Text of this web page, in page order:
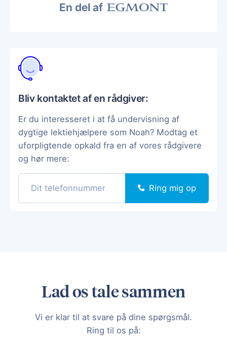
En del af
Bliv kontaktet af en rådgiver:
Er du interesseret i at få undervisning af
dygtige lektiehjælpere som Noah? Modtag et
uforpligtende opkald fra en af vores rådgivere
og hør mere:
Ring mig op
Lad os tale sammen
Vi er klar til at svare på dine spørgsmål.
Ring til os på: